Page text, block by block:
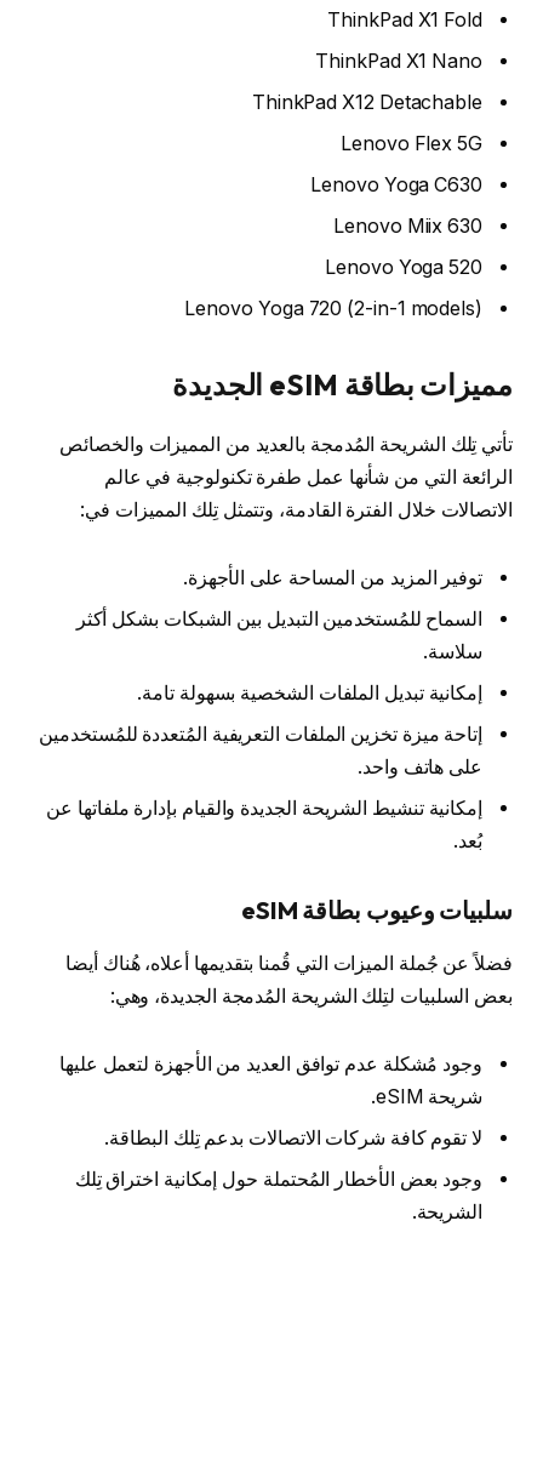
ThinkPad X1 Fold
ThinkPad X1 Nano
ThinkPad X12 Detachable
Lenovo Flex 5G
Lenovo Yoga C630
Lenovo Miix 630
Lenovo Yoga 520
Lenovo Yoga 720 (2-in-1 models)
مميزات بطاقة eSIM الجديدة
تأتي تِلك الشريحة المُدمجة بالعديد من المميزات والخصائص
الرائعة التي من شأنها عمل طفرة تكنولوجية في عالم
الاتصالات خلال الفترة القادمة، وتتمثل تِلك المميزات في:
توفير المزيد من المساحة على الأجهزة.
السماح للمُستخدمين التبديل بين الشبكات بشكل أكثر
سلاسة.
إمكانية تبديل الملفات الشخصية بسهولة تامة.
إتاحة ميزة تخزين الملفات التعريفية المُتعددة للمُستخدمين
على هاتف واحد.
إمكانية تنشيط الشريحة الجديدة والقيام بإدارة ملفاتها عن
بُعد.
سلبيات وعيوب بطاقة eSIM
فضلاً عن جُملة الميزات التي قُمنا بتقديمها أعلاه، هُناك أيضا
بعض السلبيات لتِلك الشريحة المُدمجة الجديدة، وهي:
وجود مُشكلة عدم توافق العديد من الأجهزة لتعمل عليها
شريحة eSIM.
لا تقوم كافة شركات الاتصالات بدعم تِلك البطاقة.
وجود بعض الأخطار المُحتملة حول إمكانية اختراق تِلك
الشريحة.